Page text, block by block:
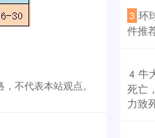
不代表本站观点。
3 环
件推
4 牛
死亡
力致